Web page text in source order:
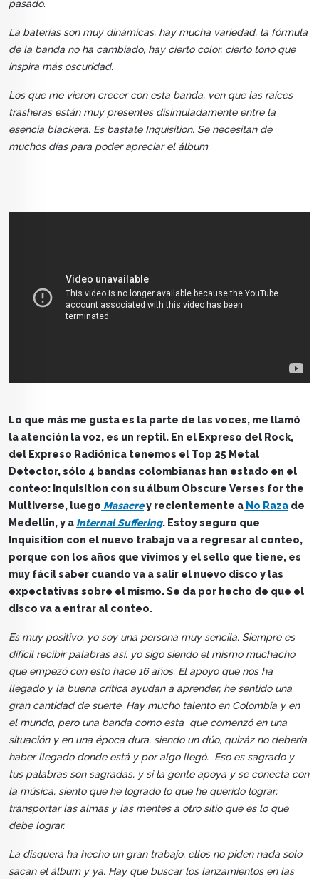
pasado.
La baterías son muy dinámicas, hay mucha variedad, la fórmula
de la banda no ha cambiado, hay cierto color, cierto tono que
inspira más oscuridad.
Los que me vieron crecer con esta banda, ven que las raíces
trasheras están muy presentes disimuladamente entre la
esencia blackera. Es bastate Inquisition. Se necesitan de
muchos días para poder apreciar el álbum.
Lo que más me gusta es la parte de las voces, me llamó
la atención la voz, es un reptil. En el Expreso del Rock,
del Expreso Radiónica tenemos el Top 25 Metal
Detector, sólo 4 bandas colombianas han estado en el
conteo: Inquisition con su álbum Obscure Verses for the
Multiverse, luego Masacrey recientemente a No Raza de
Medellin, y a Internal Suffering. Estoy seguro que
Inquisition con el nuevo trabajo va a regresar al conteo,
porque con los años que vivimos y el sello que tiene, es
muy fácil saber cuando va a salir el nuevo disco y las
expectativas sobre el mismo. Se da por hecho de que el
disco va a entrar al conteo.
Es muy positivo, yo soy una persona muy sencila. Siempre es
difícil recibir palabras así, yo sigo siendo el mismo muchacho
que empezó con esto hace 16 años. El apoyo que nos ha
llegado y la buena crítica ayudan a aprender, he sentido una
gran cantidad de suerte. Hay mucho talento en Colombia y en
el mundo, pero una banda como esta que comenzó en una
situación y en una época dura, siendo un dúo, quizáz no debería
haber llegado donde está y por algo llegó. Eso es sagrado y
tus palabras son sagradas, y si la gente apoya y se conecta con
la música, siento que he logrado lo que he querido lograr:
transportar las almas y las mentes a otro sitio que es lo que
debe lograr.
La disquera ha hecho un gran trabajo, ellos no piden nada solo
sacan el álbum y ya. Hay que buscar los lanzamientos en las